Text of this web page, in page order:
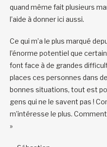
quand même fait plusieurs
l’aide à donner ici aussi.
Ce qui m’a le plus marqué
l’énorme potentiel que
font face à de grandes
places ces personnes dans
bonnes situations, tout est
gens qui ne le savent pas !
m’intéresse le plus.
»